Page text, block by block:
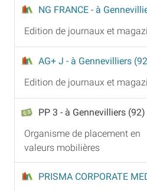
NG FRANCE - à
Edition de journaux et
AG+ J - à Gennevilliers
Edition de journaux et
PP 3 - à Gennevilliers (92)
Organisme de placement en
valeurs mobilières
PRISMA CORPORATE